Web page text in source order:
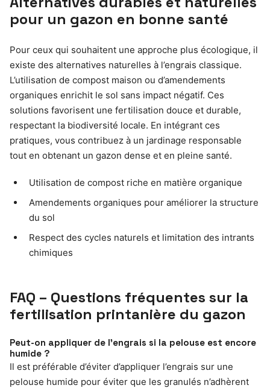
pour un gazon en bonne santé
Pour ceux qui souhaitent une approche plus écologique, il
existe des alternatives naturelles à l’engrais classique.
L’utilisation de compost maison ou d’amendements
organiques enrichit le sol sans impact négatif. Ces
solutions favorisent une fertilisation douce et durable,
respectant la biodiversité locale. En intégrant ces
pratiques, vous contribuez à un jardinage responsable
tout en obtenant un gazon dense et en pleine santé.
Utilisation de compost riche en matière organique
Amendements organiques pour améliorer la structure
du sol
Respect des cycles naturels et limitation des intrants
chimiques
FAQ – Questions fréquentes sur la
fertilisation printanière du gazon
Peut-on appliquer de l’engrais si la pelouse est encore
humide ?
Il est préférable d’éviter d’appliquer l’engrais sur une
pelouse humide pour éviter que les granulés n’adhèrent